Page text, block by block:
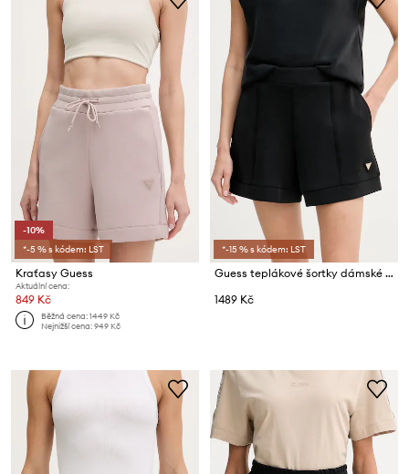
-10%
*-5 % s kódem: LST
Kraťasy Guess
Aktuální cena:
849 Kč
Běžná cena:1449 Kč
Nejnižší cena:949 Kč
*-15 % s kódem: LST
Guess teplákové šortky dámské s modalem OLYMPE
1489 Kč